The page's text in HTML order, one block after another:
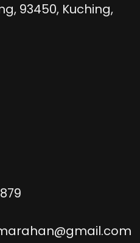
93450, Kuching,